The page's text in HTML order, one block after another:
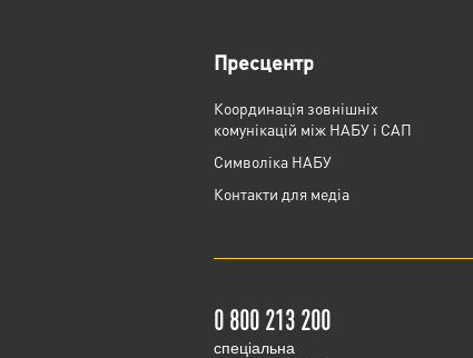
Пресцентр
Координація зовнішніх
комунікацій між НАБУ і САП
Cимволіка НАБУ
Контакти для медіа
0 800 213 200
cпеціальна